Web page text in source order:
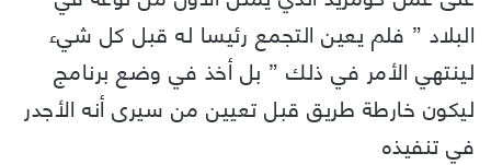
البلاد ” فلم يعين التجمع رئيسا له قبل كل شيء
لينتهي الأمر في ذلك ” بل أخذ في وضع برنامج
ليكون خارطة طريق قبل تعيين من سيرى أنه الأجدر
في تنفيذه